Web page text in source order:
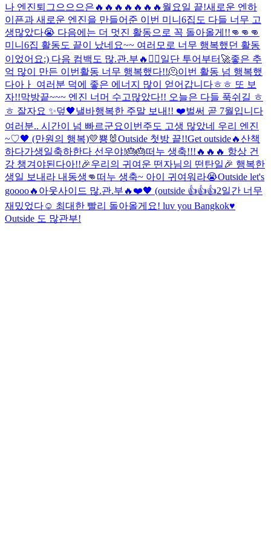
나 엔진퇴그으으으은 🔥🔥🔥🔥🔥🔥🔥 월요일 끝!새로운 엔하
이픈과 새로운 엔진을 만들어준 이번 미니6집도 다들 너무 고
생많았다😭 다음에는 더 멋진 활동으로 꼭 돌아올게!!👊👊👊
미니6집 활동도 끝이 났네요~~ 여러모로 너무 행복했던 활동
이었어요:) 다음 컴백도 많.관.부🔥❤️‍🔥일단 투어부터🚀좋은 추
억 많이 만든 이번활동 너무 행복했다!!🫠이번 활동 넘 행복했
다아ㅏ 여러분 덕에 좋은 에너지 많이 얻어갑니다ㅎㅎ 또 보
자!!막방끝~~~ 엔진 너머 수고많았다!! 오늘은 다들 푹쉬길 ㅎ
ㅎ 잘자요 ✨️덮🖤낼바행복한 주말 보내!! ❤️벌써 곧 7월입니다
여러분.. 시간이 넘 빠르군요이번주도 고생 많았네 우리 엔진
~♡🖤 (만원의 행복)💛뿅🐰Outside 첫방 끝!!Get outside🔥산책
하다가생일축하한다 선우야!🎂🎂떠누 생축!!!🔥🔥🔥 항상 건
강 챙겨야된다아!!🎉우리의 귀여운 떤자님의 떤탄일🎉 행복한
생일 보내라 내동생👊 떠누 생축~ 아이 귀여워라😭Outside let's
goooo🔥 아웃사이드 많.관.부🔥 ❤️🖤 (outside 👍👍👍2일간 너무
재밌었다☺️ 최대한 빨리 돌아올게요! luv you Bangkok♥️
Outside 도 많관부!